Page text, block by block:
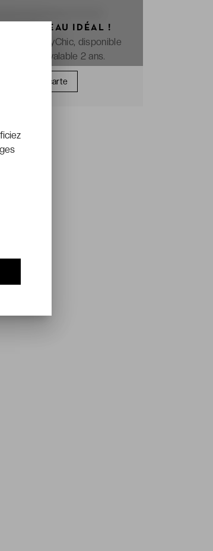
LE CADEAU IDÉAL !
cadeau VeryChic, disponible
et valable 2 ans.
Offrir une carte